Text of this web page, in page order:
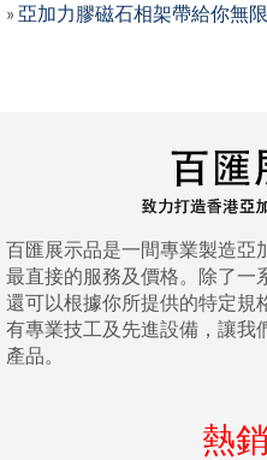
» 亞加力膠磁石相架帶給你無
百匯展示品是一間專業製造亞
最直接的服務及價格。除了一
還可以根據你所提供的特定規
有專業技工及先進設備，讓我
產品。
熱